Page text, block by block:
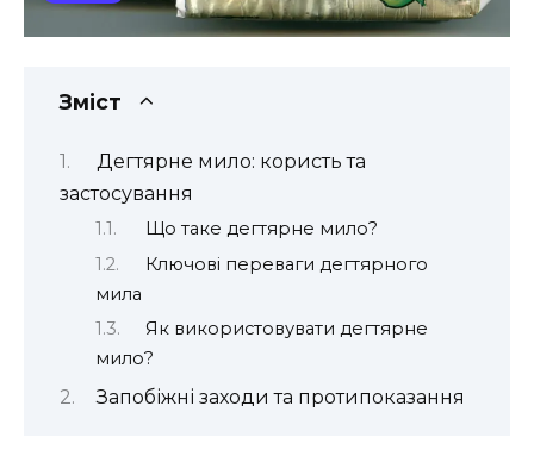
Зміст
Дегтярне мило: користь та
застосування
Що таке дегтярне мило?
Ключові переваги дегтярного
мила
Як використовувати дегтярне
мило?
Запобіжні заходи та протипоказання